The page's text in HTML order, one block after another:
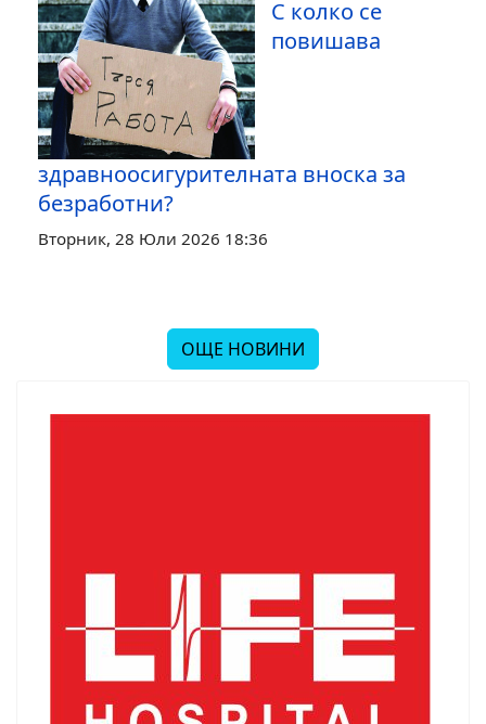
С колко се
повишава
здравноосигурителната вноска за
безработни?
Вторник, 28 Юли 2026 18:36
ОЩЕ НОВИНИ